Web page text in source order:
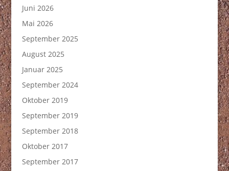
Juni 2026
Mai 2026
September 2025
August 2025
Januar 2025
September 2024
Oktober 2019
September 2019
September 2018
Oktober 2017
September 2017